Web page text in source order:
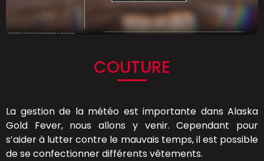
COUTURE
La gestion de la météo est importante dans Alaska
Gold Fever, nous allons y venir. Cependant pour
s’aider à lutter contre le mauvais temps, il est possible
de se confectionner différents vêtements.